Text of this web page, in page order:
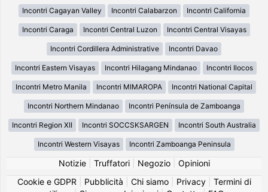
Incontri Cagayan Valley Incontri Calabarzon Incontri California
Incontri Caraga Incontri Central Luzon Incontri Central Visayas
Incontri Cordillera Administrative Incontri Davao
Incontri Eastern Visayas Incontri Hilagang Mindanao Incontri Ilocos
Incontri Metro Manila Incontri MIMAROPA Incontri National Capital
Incontri Northern Mindanao Incontri Península de Zamboanga
Incontri Region XII Incontri SOCCSKSARGEN Incontri South Australia
Incontri Western Visayas Incontri Zamboanga Peninsula
Notizie| Truffatori| Negozio| Opinioni
Cookie e GDPR
Pubblicità Chi siamo| Privacy| Termini di